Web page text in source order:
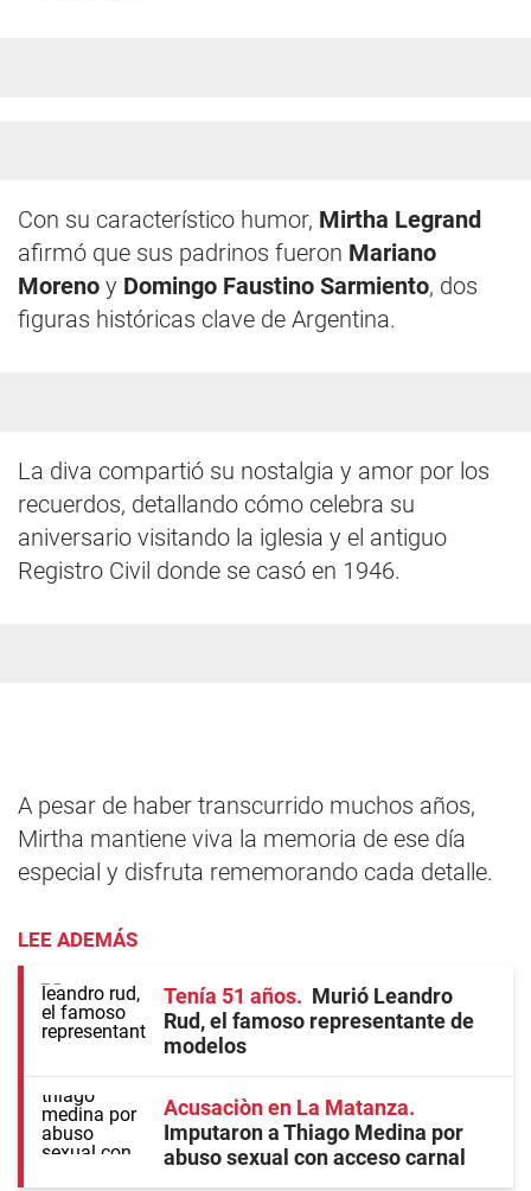
Con su característico humor, Mirtha Legrand
afirmó que sus padrinos fueron Mariano
Moreno y Domingo Faustino Sarmiento, dos
figuras históricas clave de Argentina.
La diva compartió su nostalgia y amor por los
recuerdos, detallando cómo celebra su
aniversario visitando la iglesia y el antiguo
Registro Civil donde se casó en 1946.
A pesar de haber transcurrido muchos años,
Mirtha mantiene viva la memoria de ese día
especial y disfruta rememorando cada detalle.
LEE ADEMÁS
Tenía 51 años
Murió Leandro
Rud, el famoso representante de
modelos
Acusaciòn en La Matanza
Imputaron a Thiago Medina por
abuso sexual con acceso carnal